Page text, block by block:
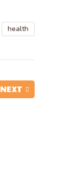
health
NEXT